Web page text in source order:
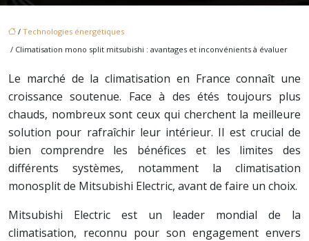
/ Technologies énergétiques
/ Climatisation mono split mitsubishi : avantages et inconvénients à évaluer
Le marché de la climatisation en France connaît une
croissance soutenue. Face à des étés toujours plus
chauds, nombreux sont ceux qui cherchent la meilleure
solution pour rafraîchir leur intérieur. Il est crucial de
bien comprendre les bénéfices et les limites des
différents systèmes, notamment la climatisation
monosplit de Mitsubishi Electric, avant de faire un choix.
Mitsubishi Electric est un leader mondial de la
climatisation, reconnu pour son engagement envers